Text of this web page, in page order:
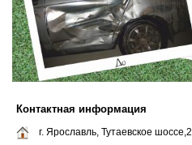
Контактная информация
г. Ярославль, Тутаевское шоссе,2